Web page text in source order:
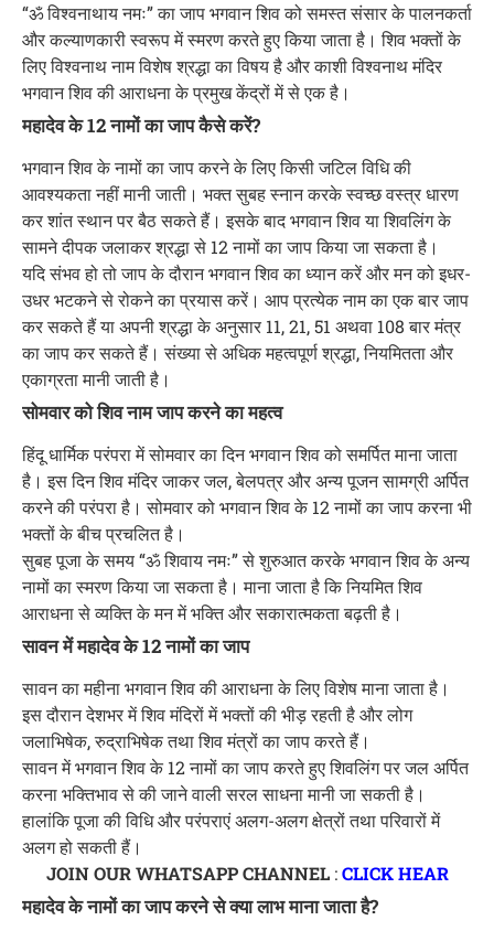
“ॐ विश्वनाथाय नमः” का जाप भगवान शिव को समस्त संसार के पालनकर्ता
और कल्याणकारी स्वरूप में स्मरण करते हुए किया जाता है। शिव भक्तों के
लिए विश्वनाथ नाम विशेष श्रद्धा का विषय है और काशी विश्वनाथ मंदिर
भगवान शिव की आराधना के प्रमुख केंद्रों में से एक है।
महादेव के 12 नामों का जाप कैसे करें?
भगवान शिव के नामों का जाप करने के लिए किसी जटिल विधि की
आवश्यकता नहीं मानी जाती। भक्त सुबह स्नान करके स्वच्छ वस्त्र धारण
कर शांत स्थान पर बैठ सकते हैं। इसके बाद भगवान शिव या शिवलिंग के
सामने दीपक जलाकर श्रद्धा से 12 नामों का जाप किया जा सकता है।
यदि संभव हो तो जाप के दौरान भगवान शिव का ध्यान करें और मन को इधर-
उधर भटकने से रोकने का प्रयास करें। आप प्रत्येक नाम का एक बार जाप
कर सकते हैं या अपनी श्रद्धा के अनुसार 11, 21, 51 अथवा 108 बार मंत्र
का जाप कर सकते हैं। संख्या से अधिक महत्वपूर्ण श्रद्धा, नियमितता और
एकाग्रता मानी जाती है।
सोमवार को शिव नाम जाप करने का महत्व
हिंदू धार्मिक परंपरा में सोमवार का दिन भगवान शिव को समर्पित माना जाता
है। इस दिन शिव मंदिर जाकर जल, बेलपत्र और अन्य पूजन सामग्री अर्पित
करने की परंपरा है। सोमवार को भगवान शिव के 12 नामों का जाप करना भी
भक्तों के बीच प्रचलित है।
सुबह पूजा के समय “ॐ शिवाय नमः” से शुरुआत करके भगवान शिव के अन्य
नामों का स्मरण किया जा सकता है। माना जाता है कि नियमित शिव
आराधना से व्यक्ति के मन में भक्ति और सकारात्मकता बढ़ती है।
सावन में महादेव के 12 नामों का जाप
सावन का महीना भगवान शिव की आराधना के लिए विशेष माना जाता है।
इस दौरान देशभर में शिव मंदिरों में भक्तों की भीड़ रहती है और लोग
जलाभिषेक, रुद्राभिषेक तथा शिव मंत्रों का जाप करते हैं।
सावन में भगवान शिव के 12 नामों का जाप करते हुए शिवलिंग पर जल अर्पित
करना भक्तिभाव से की जाने वाली सरल साधना मानी जा सकती है।
हालांकि पूजा की विधि और परंपराएं अलग-अलग क्षेत्रों तथा परिवारों में
अलग हो सकती हैं।
JOIN OUR WHATSAPP CHANNEL:CLICK HEAR
महादेव के नामों का जाप करने से क्या लाभ माना जाता है?